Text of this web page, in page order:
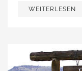
WEITERLESEN